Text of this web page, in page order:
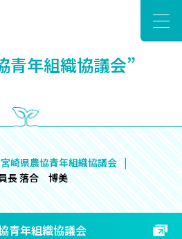
青年組織協議会”
宮崎県農協青年組織協議会
長 落合 博美
青年組織協議会